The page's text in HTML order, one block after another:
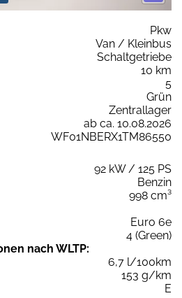
Pkw
Van / Kleinbus
Schaltgetriebe
10 km
5
Grün
Zentrallager
ab ca. 10.08.2026
WF01NBERX1TM86550
92 kW / 125 PS
Benzin
998 cm³
Euro 6e
4 (Green)
nach WLTP:
6,7 l/100km
153 g/km
E